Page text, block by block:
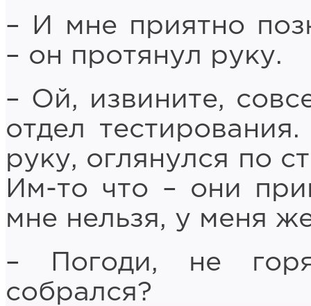
– И мне приятно
– он протянул руку.
– Ой, извините,
отдел
руку, оглянулся по
Им-то что – они
мне нельзя, у меня
– Погоди, не
собрался?